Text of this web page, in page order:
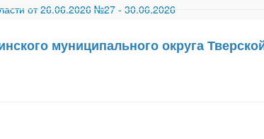
от 26.06.2026 №27 - 30.06.2026
муниципального округа